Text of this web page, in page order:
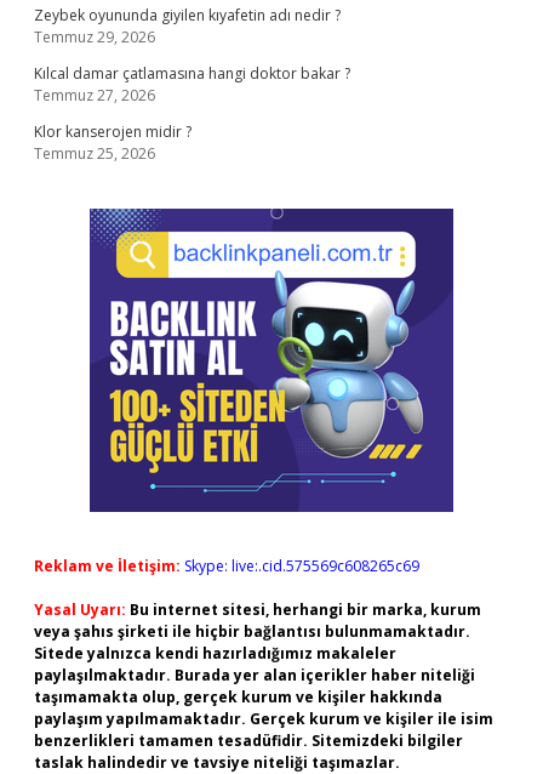
Zeybek oyununda giyilen kıyafetin adı nedir ?
Temmuz 29, 2026
Kılcal damar çatlamasına hangi doktor bakar ?
Temmuz 27, 2026
Klor kanserojen midir ?
Temmuz 25, 2026
Reklam ve İletişim: Skype: live:.cid.575569c608265c69
Yasal Uyarı: Bu internet sitesi, herhangi bir marka, kurum
veya şahıs şirketi ile hiçbir bağlantısı bulunmamaktadır.
Sitede yalnızca kendi hazırladığımız makaleler
paylaşılmaktadır. Burada yer alan içerikler haber niteliği
taşımamakta olup, gerçek kurum ve kişiler hakkında
paylaşım yapılmamaktadır. Gerçek kurum ve kişiler ile isim
benzerlikleri tamamen tesadüfidir. Sitemizdeki bilgiler
taslak halindedir ve tavsiye niteliği taşımazlar.